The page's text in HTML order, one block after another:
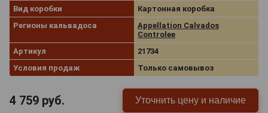
Вид коробки
Картонная коробка
Регионы кальвадоса
Appellation Calvados
Controlee
Артикул
21734
Условия продаж
Только самовывоз
4 759 руб. Уточнить цену и наличие